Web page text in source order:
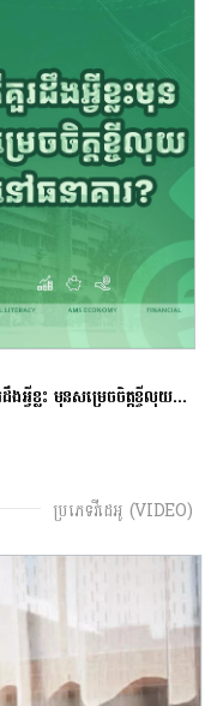
តើអ្នកគួរដឹងអ្វីខ្លះ មុនសម្រេចចិត្តខ្ចីលុយនៅធនាគារ?
ប្រភេទវីដេអូ (VIDEO)